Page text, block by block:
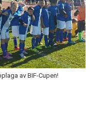
av BIF-Cupen!